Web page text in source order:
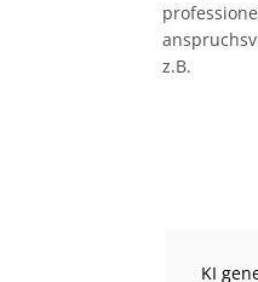
z.B.
KI